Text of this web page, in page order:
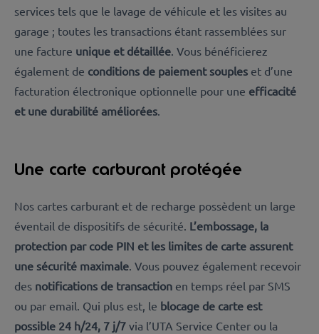
services tels que le lavage de véhicule et les visites au
garage ; toutes les transactions étant rassemblées sur
une facture unique et détaillée. Vous bénéficierez
également de conditions de paiement souples et d’une
facturation électronique optionnelle pour une efficacité
et une durabilité améliorées.
Une carte carburant protégée
Nos cartes carburant et de recharge possèdent un large
éventail de dispositifs de sécurité. L’embossage, la
protection par code PIN et les limites de carte assurent
une sécurité maximale. Vous pouvez également recevoir
des notifications de transaction en temps réel par SMS
ou par email. Qui plus est, le blocage de carte est
possible 24 h/24, 7 j/7 via l’UTA Service Center ou la